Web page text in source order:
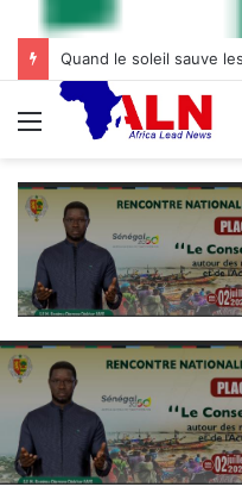
Menu